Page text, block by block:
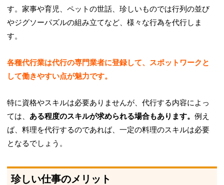
す。家事や育児、ペットの世話、珍しいものでは行列の並び
やジグソーパズルの組み立てなど、様々な行為を代行しま
す。
各種代行業は代行の専門業者に登録して、スポットワークと
して働きやすい点が魅力です。
特に資格やスキルは必要ありませんが、代行する内容によっ
ては、 ある程度のスキルが求められる場合もあります。例え
ば、料理を代行するのであれば、一定の料理のスキルは必要
となるでしょう。
珍しい仕事のメリット